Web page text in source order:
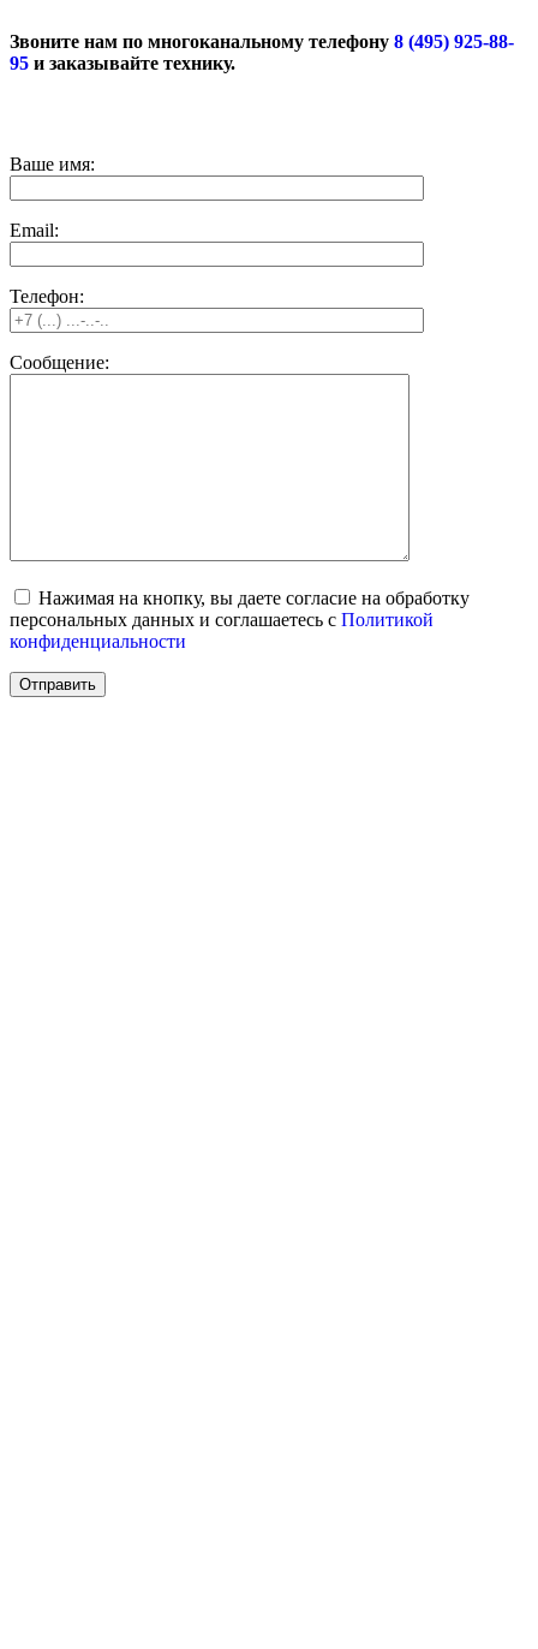
Звоните нам по многоканальному телефону 8 (495) 925-88-
95 и заказывайте технику.
Ваше имя:
Email:
Телефон:
Сообщение:
Нажимая на кнопку, вы даете согласие на обработку
персональных данных и соглашаетесь c Политикой
конфиденциальности